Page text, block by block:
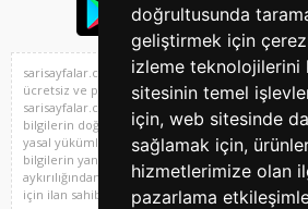
doğrultusunda
geliştirmek için
izleme teknolojilerini
sitesinin temel
için, web sitesinde
sağlamak için,
hizmetlerimize olan
pazarlama
sarisayfalar.com Türkiye^'nin sıfır ve 2. el araba,
ücretsiz ve profesyone ilan sitesi ve 2. el
sarisayfalar.com'da yer alan kullanıcıların
bilgilerin doğruluğu, eksiksiz ve değişmez
yasal yükümlülükler içeriği oluşturan kullanıcıya
bilgilerin yanlışlık, eksiklik veya yasalarla
aykırılığından sarisayfalar.com hiçbir şekilde
için ilan sahibi ile irtibata geçebilirsiniz.